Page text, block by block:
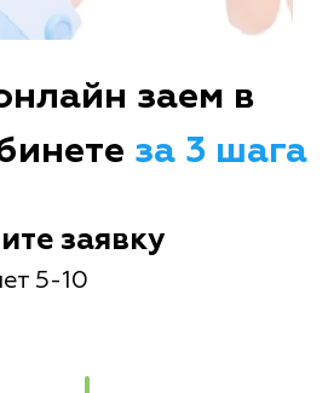
заем в
за 3 шага
заявку
5-10